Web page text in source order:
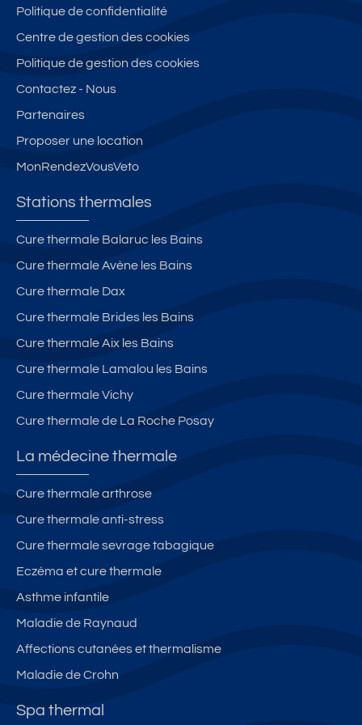
Politique de confidentialité
Centre de gestion des cookies
Politique de gestion des cookies
Contactez - Nous
Partenaires
Proposer une location
MonRendezVousVeto
Stations thermales
Cure thermale Balaruc les Bains
Cure thermale Avène les Bains
Cure thermale Dax
Cure thermale Brides les Bains
Cure thermale Aix les Bains
Cure thermale Lamalou les Bains
Cure thermale Vichy
Cure thermale de La Roche Posay
La médecine thermale
Cure thermale arthrose
Cure thermale anti-stress
Cure thermale sevrage tabagique
Eczéma et cure thermale
Asthme infantile
Maladie de Raynaud
Affections cutanées et thermalisme
Maladie de Crohn
Spa thermal